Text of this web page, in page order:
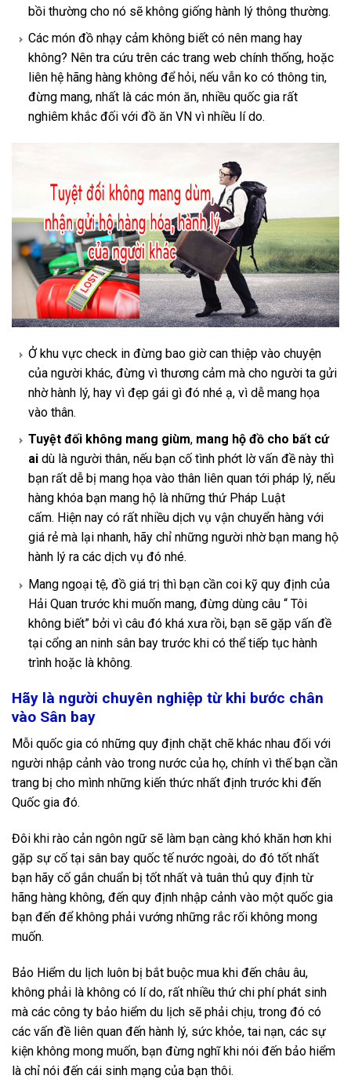
bồi thường cho nó sẽ không giống hành lý thông thường.
Các món đồ nhạy cảm không biết có nên mang hay
không? Nên tra cứu trên các trang web chính thống, hoặc
liên hệ hãng hàng không để hỏi, nếu vẫn ko có thông tin,
đừng mang, nhất là các món ăn, nhiều quốc gia rất
nghiêm khắc đối với đồ ăn VN vì nhiều lí do.
Ở khu vực check in đừng bao giờ can thiệp vào chuyện
của người khác, đừng vì thương cảm mà cho người ta gửi
nhờ hành lý, hay vì đẹp gái gì đó nhé ạ, vì dễ mang họa
vào thân.
Tuyệt đối không mang giùm, mang hộ đồ cho bất cứ
aidù là người thân, nếu bạn cố tình phớt lờ vấn đề này thì
bạn rất dễ bị mang họa vào thân liên quan tới pháp lý, nếu
hàng khóa bạn mang hộ là những thứ Pháp Luật
cấm. Hiện nay có rất nhiều dịch vụ vận chuyển hàng với
giá rẻ mà lại nhanh, hãy chỉ những người nhờ bạn mang hộ
hành lý ra các dịch vụ đó nhé.
Mang ngoại tệ, đồ giá trị thì bạn cần coi kỹ quy định của
Hải Quan trước khi muốn mang, đừng dùng câu “ Tôi
không biết” bởi vì câu đó khá xưa rồi, bạn sẽ gặp vấn đề
tại cổng an ninh sân bay trước khi có thể tiếp tục hành
trình hoặc là không.
Hãy là người chuyên nghiệp từ khi bước chân
vào Sân bay
Mỗi quốc gia có những quy định chặt chẽ khác nhau đối với
người nhập cảnh vào trong nước của họ, chính vì thế bạn cần
trang bị cho mình những kiến thức nhất định trước khi đến
Quốc gia đó.
Đôi khi rào cản ngôn ngữ sẽ làm bạn càng khó khăn hơn khi
gặp sự cố tại sân bay quốc tế nước ngoài, do đó tốt nhất
bạn hãy cố gắn chuẩn bị tốt nhất và tuân thủ quy định từ
hãng hàng không, đến quy định nhập cảnh vào một quốc gia
bạn đến để không phải vướng những rắc rối không mong
muốn.
Bảo Hiểm du lịch luôn bị bắt buộc mua khi đến châu âu,
không phải là không có lí do, rất nhiều thứ chi phí phát sinh
mà các công ty bảo hiểm du lịch sẽ phải chịu, trong đó có
các vấn đề liên quan đến hành lý, sức khỏe, tai nạn, các sự
kiện không mong muốn, bạn đừng nghĩ khi nói đến bảo hiểm
là chỉ nói đến cái sinh mạng của bạn thôi.